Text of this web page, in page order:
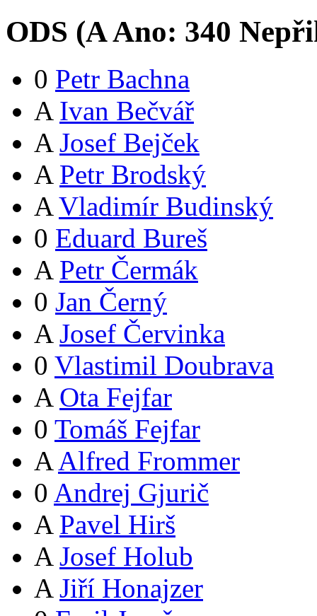
ODS (AAno: 340
0 Petr Bachna
A Ivan Bečvář
A Josef Bejček
A Petr Brodský
A Vladimír Budinský
0 Eduard Bureš
A Petr Čermák
0 Jan Černý
A Josef Červinka
0 Vlastimil Doubrava
A Ota Fejfar
0 Tomáš Fejfar
A Alfred Frommer
0 Andrej Gjurič
A Pavel Hirš
A Josef Holub
A Jiří Honajzer